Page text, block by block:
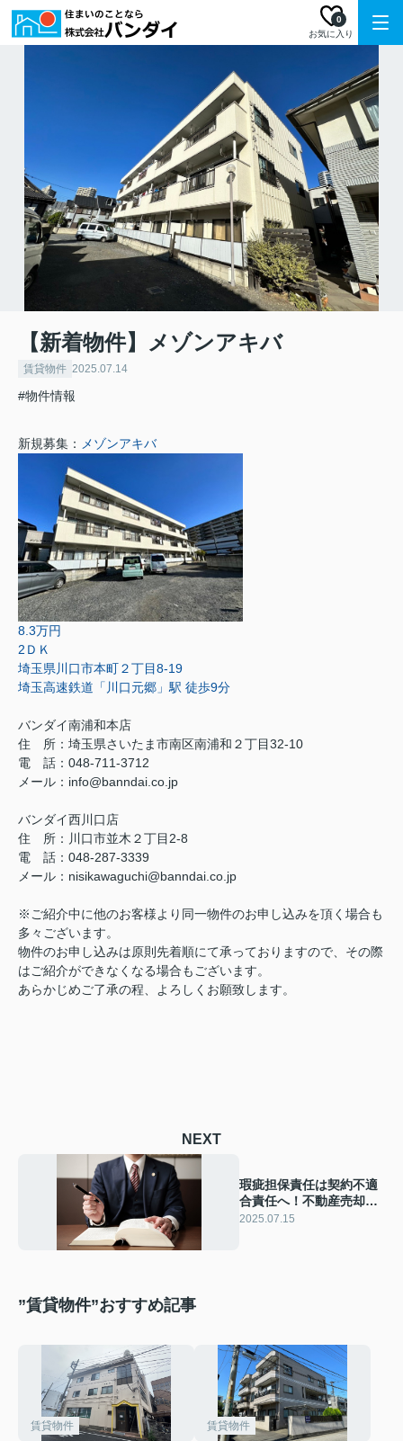
お気に入り
0
【新着物件】メゾンアキバ
賃貸物件 2025.07.14
#物件情報
新規募集： メゾンアキバ
8.3万円
2ＤＫ
埼玉県川口市本町２丁目8-19
埼玉高速鉄道「川口元郷」駅 徒歩9分
バンダイ南浦和本店
住 所：埼玉県さいたま市南区南浦和２丁目32-10
電 話：048-711-3712
メール：info@banndai.co.jp
バンダイ西川口店
住 所：川口市並木２丁目2-8
電 話：048-287-3339
メール：nisikawaguchi@banndai.co.jp
※ご紹介中に他のお客様より同一物件のお申し込みを頂く場合も
多々ございます。
物件のお申し込みは原則先着順にて承っておりますので、その際
はご紹介ができなくなる場合もございます。
あらかじめご了承の程、よろしくお願致します。
NEXT
瑕疵担保責任は契約不適
合責任へ！不動産売却時
のポイントも解説
2025.07.15
”賃貸物件”おすすめ記事
賃貸物件 賃貸物件